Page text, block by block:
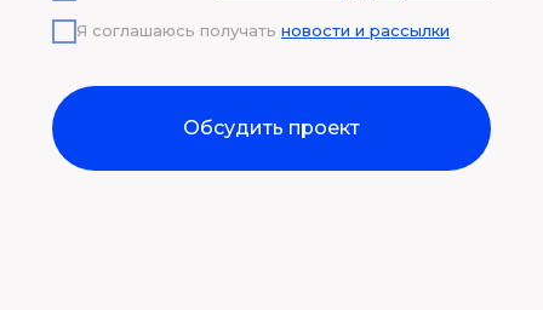
Я соглашаюсь получать новости и рассылки
Обсудить проект